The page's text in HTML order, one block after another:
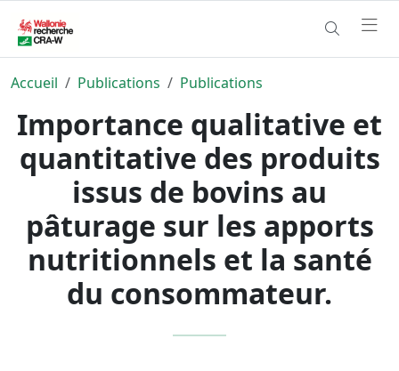
Accueil Publications Publications
Importance qualitative et
quantitative des produits
issus de bovins au
pâturage sur les apports
nutritionnels et la santé
du consommateur.